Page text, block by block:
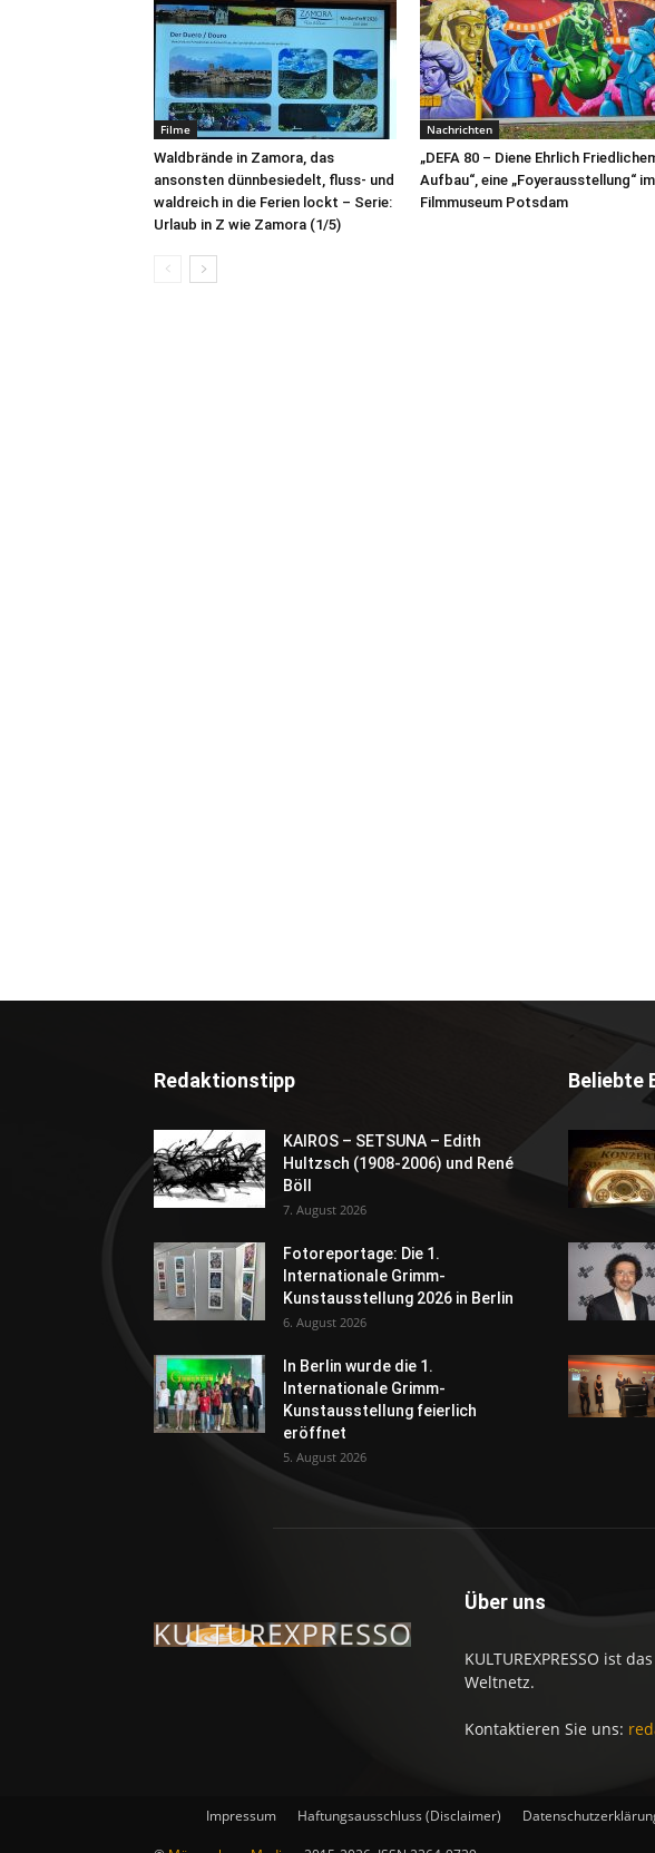
Filme
Waldbrände in Zamora, das
ansonsten dünnbesiedelt, fluss- und
waldreich in die Ferien lockt – Serie:
Urlaub in Z wie Zamora (1/5)
Nachrichten
„DEFA 80 – Diene Ehrlich
Aufbau“, eine „Foyerausstellung“ im
Filmmuseum Potsdam
Redaktionstipp
KAIROS – SETSUNA – Edith
Hultzsch (1908-2006) und René
Böll
7. August 2026
Fotoreportage: Die 1.
Internationale Grimm-
Kunstausstellung 2026 in Berlin
6. August 2026
In Berlin wurde die 1.
Internationale Grimm-
Kunstausstellung feierlich
eröffnet
5. August 2026
Beliebte
Über uns
KULTUREXPRESSO ist
Weltnetz.
Kontaktieren Sie uns:
Impressum Haftungsausschluss (Disclaimer)